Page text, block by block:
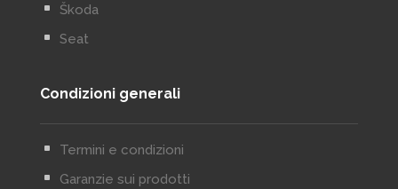
^ Škoda
^ Seat
Condizioni generali
^ Termini e condizioni
^ Garanzie sui prodotti